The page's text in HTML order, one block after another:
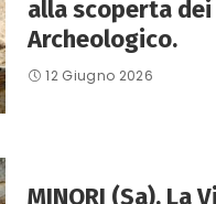
alla scoperta
Archeologico.
12 Giugno 2026
MINORI (Sa). La